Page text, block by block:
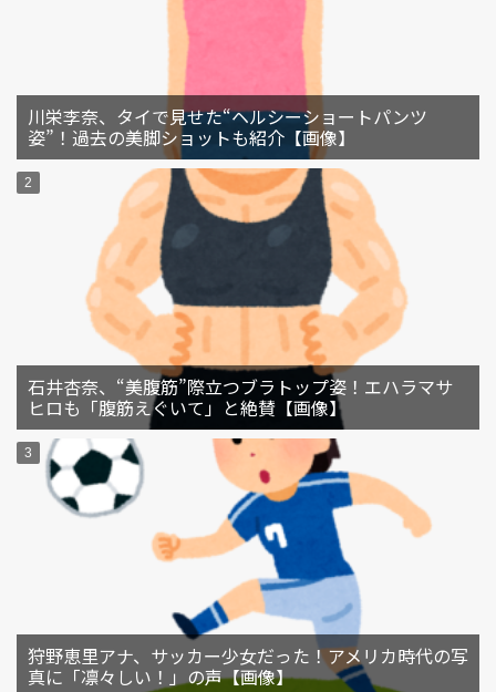
川栄李奈、タイで見せた“ヘルシーショートパンツ
姿”！過去の美脚ショットも紹介【画像】
石井杏奈、“美腹筋”際立つブラトップ姿！エハラマサ
ヒロも「腹筋えぐいて」と絶賛【画像】
狩野恵里アナ、サッカー少女だった！アメリカ時代の写
真に「凛々しい！」の声【画像】